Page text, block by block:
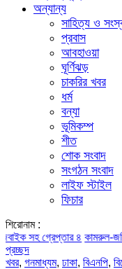
অন্যান্য
সাহিত্য ও
প্রবাস
আবহাওয়া
ঘূর্ণিঝড়
চাকরির খবর
ধর্ম
বন্যা
ভূমিকম্প
শীত
শোক সংবাদ
সংগঠন সংবাদ
লাইফ স্টাইল
ফিচার
শিরোনাম :
গ্রেপ্তার ৪ কামরুল-জসিম
প্রচ্ছদ
খবর, গনমাধ্যম, ঢাকা, বিএনপি,